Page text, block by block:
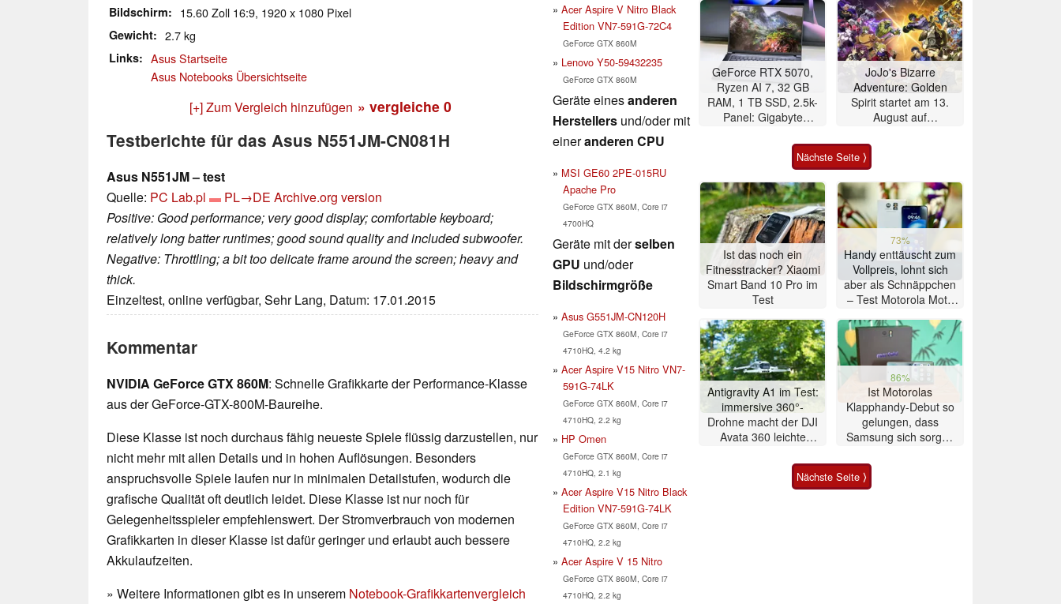
Bildschirm 15.60 Zoll 16:9, 1920 x 1080 Pixel
Gewicht 2.7 kg
Links
Asus Startseite
Asus Notebooks Übersichtseite
[+] Zum Vergleich hinzufügen » vergleiche 0
Testberichte für das Asus N551JM-CN081H
Asus N551JM – test
Quelle: PC Lab.pl PL→DE Archive.org version
Positive: Good performance; very good display; comfortable keyboard;
relatively long batter runtimes; good sound quality and included subwoofer.
Negative: Throttling; a bit too delicate frame around the screen; heavy and
thick.
Einzeltest, online verfügbar, Sehr Lang, Datum: 17.01.2015
Kommentar
NVIDIA GeForce GTX 860M: Schnelle Grafikkarte der Performance-Klasse
aus der GeForce-GTX-800M-Baureihe.
Diese Klasse ist noch durchaus fähig neueste Spiele flüssig darzustellen, nur
nicht mehr mit allen Details und in hohen Auflösungen. Besonders
anspruchsvolle Spiele laufen nur in minimalen Detailstufen, wodurch die
grafische Qualität oft deutlich leidet. Diese Klasse ist nur noch für
Gelegenheitsspieler empfehlenswert. Der Stromverbrauch von modernen
Grafikkarten in dieser Klasse ist dafür geringer und erlaubt auch bessere
Akkulaufzeiten.
» Weitere Informationen gibt es in unserem Notebook-Grafikkartenvergleich
Acer Aspire V Nitro Black
Edition VN7-591G-72C4
GeForce GTX 860M
Lenovo Y50-59432235
GeForce GTX 860M
Geräte einesanderen
Herstellers und/oder mit
eineranderen CPU
MSI GE60 2PE-015RU
Apache Pro
GeForce GTX 860M, Core i7
4700HQ
Geräte mit derselben
GPU und/oder
Bildschirmgröße
Asus G551JM-CN120H
GeForce GTX 860M, Core i7
4710HQ, 4.2 kg
Acer Aspire V15 Nitro VN7-
591G-74LK
GeForce GTX 860M, Core i7
4710HQ, 2.2 kg
HP Omen
GeForce GTX 860M, Core i7
4710HQ, 2.1 kg
Acer Aspire V15 Nitro Black
Edition VN7-591G-74LK
GeForce GTX 860M, Core i7
4710HQ, 2.2 kg
Acer Aspire V 15 Nitro
GeForce GTX 860M, Core i7
4710HQ, 2.2 kg
GeForce RTX 5070,
Ryzen AI 7, 32 GB
RAM, 1 TB SSD, 2.5k-
Panel: Gigabyte
JoJo's Bizarre
Adventure: Golden
Spirit startet am 13.
August auf
Nächste Seite ⟩
Ist das noch ein
Fitnesstracker? Xiaomi
Smart Band 10 Pro im
Test
73%
Handy enttäuscht zum
Vollpreis, lohnt sich
aber als Schnäppchen
– Test Motorola Moto
Antigravity A1 im Test:
immersive 360°-
Drohne macht der DJI
Avata 360 leichte
86%
Ist Motorolas
Klapphandy-Debut so
gelungen, dass
Samsung sich sorgen
Smartphone im Test
Nächste Seite ⟩